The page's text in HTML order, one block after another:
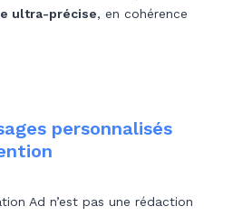
ultra-précise, en cohérence
personnalisés
Ad n’est pas une rédaction